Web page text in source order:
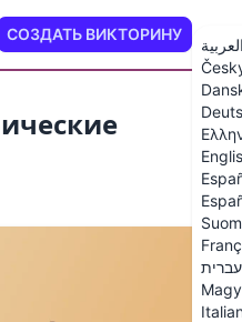
СОЗДАТЬ ВИКТОРИНУ
עברית